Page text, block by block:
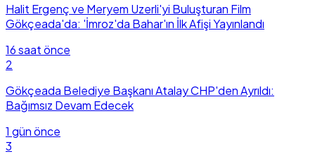
Halit Ergenç ve Meryem Uzerli'yi Buluşturan Film
Gökçeada'da: 'İmroz'da Bahar'ın İlk Afişi Yayınlandı
16 saat önce
2
Gökçeada Belediye Başkanı Atalay CHP'den Ayrıldı:
Bağımsız Devam Edecek
1 gün önce
3